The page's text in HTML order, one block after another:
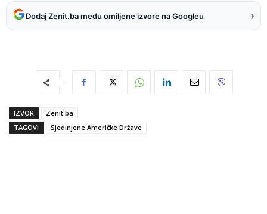
Dodaj Zenit.ba među omiljene izvore na Googleu ›
IZVOR
Zenit.ba
TAGOVI
Sjedinjene Američke Države